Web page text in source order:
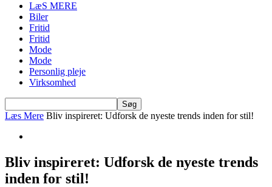
LæS MERE
Biler
Fritid
Fritid
Mode
Mode
Personlig pleje
Virksomhed
Læs Mere Bliv inspireret: Udforsk de nyeste trends inden for stil!
Bliv inspireret: Udforsk de nyeste trends
inden for stil!